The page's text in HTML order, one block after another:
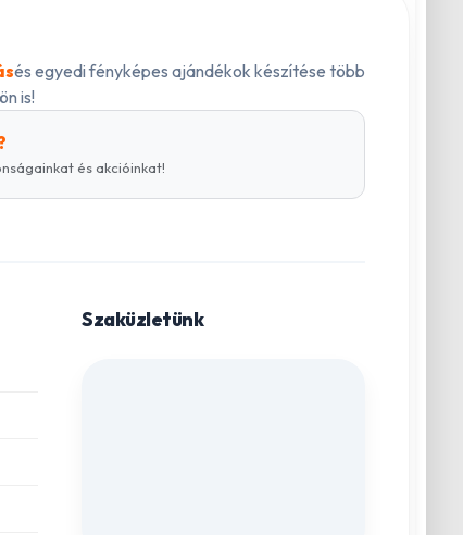
és egyedi fényképes ajándékok készítése több
is!
és akcióinkat!
Szaküzletünk